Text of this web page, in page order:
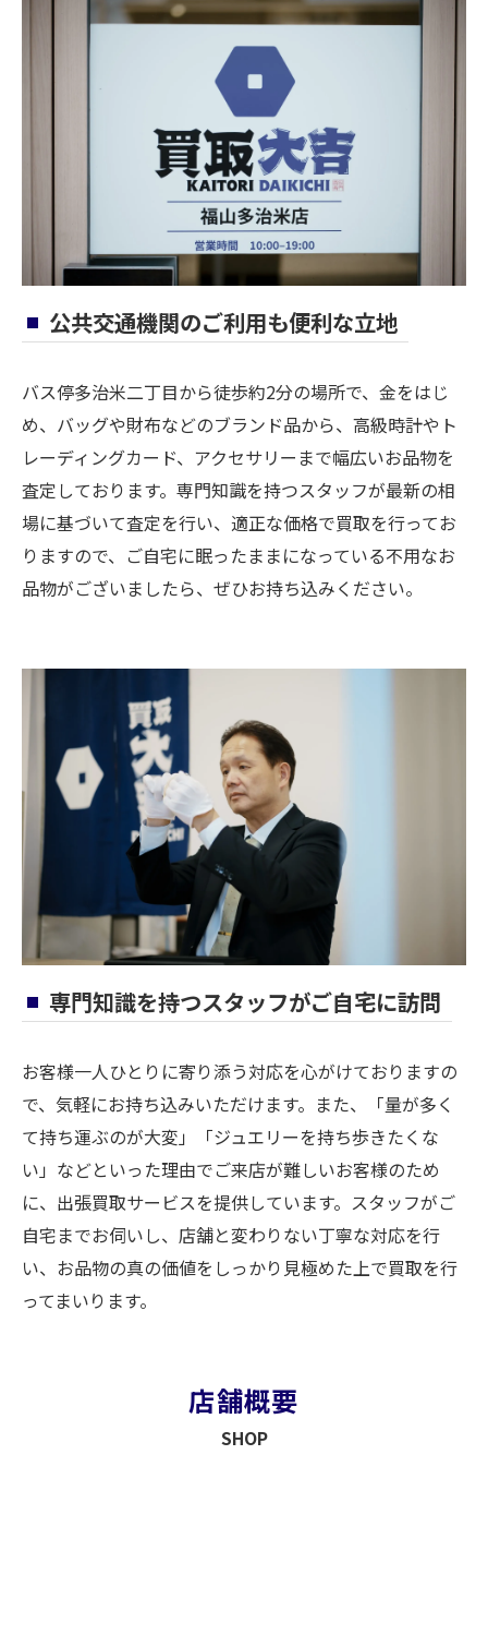
公共交通機関のご利用も便利な立地
バス停多治米二丁目から徒歩約2分の場所で、金をはじ
め、バッグや財布などのブランド品から、高級時計やト
レーディングカード、アクセサリーまで幅広いお品物を
査定しております。専門知識を持つスタッフが最新の相
場に基づいて査定を行い、適正な価格で買取を行ってお
りますので、ご自宅に眠ったままになっている不用なお
品物がございましたら、ぜひお持ち込みください。
専門知識を持つスタッフがご自宅に訪問
お客様一人ひとりに寄り添う対応を心がけておりますの
で、気軽にお持ち込みいただけます。また、「量が多く
て持ち運ぶのが大変」「ジュエリーを持ち歩きたくな
い」などといった理由でご来店が難しいお客様のため
に、出張買取サービスを提供しています。スタッフがご
自宅までお伺いし、店舗と変わりない丁寧な対応を行
い、お品物の真の価値をしっかり見極めた上で買取を行
ってまいります。
店舗概要
SHOP